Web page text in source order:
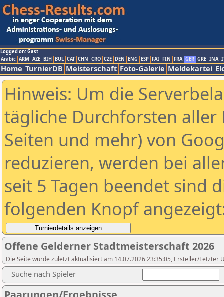
Logged on: Gast
Arabic ARM AZE BIH BUL CAT CHN CRO CZE DEN ENG ESP FAI FIN FRA GER GRE INA
Home TurnierDB Meisterschaft Foto-Galerie Meldekartei
Hinweis: Um die
tägliche Durchforsten aller
Seiten und mehr) von
reduzieren, werden bei
seit 5 Tagen beendet sind
folgenden Knopf
Offene Gelderner Stadtmeisterschaft 2026
Die Seite wurde zuletzt aktualisiert am 14.07.2026 23:35:05, Ersteller/Letzter
Suche nach Spieler